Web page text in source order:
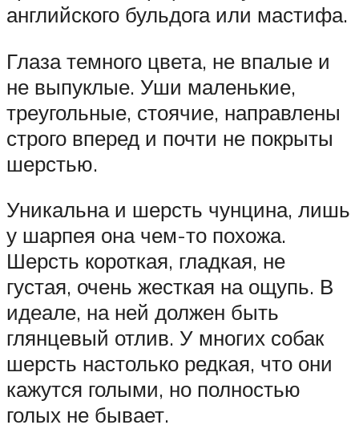
английского бульдога или мастифа.
Глаза темного цвета, не впалые и
не выпуклые. Уши маленькие,
треугольные, стоячие, направлены
строго вперед и почти не покрыты
шерстью.
Уникальна и шерсть чунцина, лишь
у шарпея она чем-то похожа.
Шерсть короткая, гладкая, не
густая, очень жесткая на ощупь. В
идеале, на ней должен быть
глянцевый отлив. У многих собак
шерсть настолько редкая, что они
кажутся голыми, но полностью
голых не бывает.